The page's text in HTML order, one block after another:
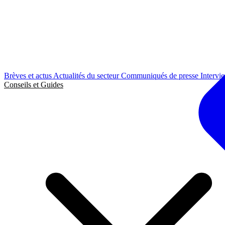
Brèves et actus Actualités du secteurCommuniqués de presse
Conseils et Guides